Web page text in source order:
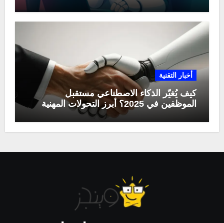
أخبار التقنية
كيف يُغيّر الذكاء الاصطناعي مستقبل
الموظفين في 2025؟ أبرز التحولات المهنية